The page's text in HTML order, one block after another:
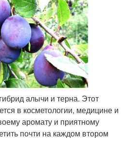
алычи и терна. Этот
в косметологии, медицине и
аромату и приятному
почти на каждом втором